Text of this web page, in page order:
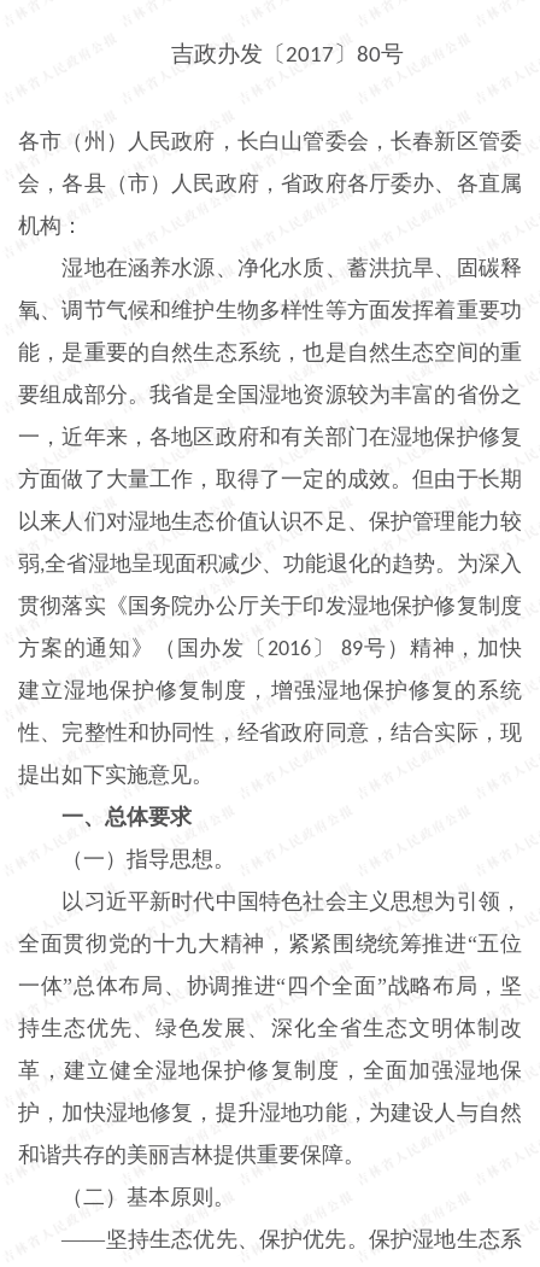
吉政办发〔2017〕 80号
各市（州）人民政府，长白山管委会，长春新区管委
会，各县（市）人民政府，省政府各厅委办、各直属
机构：
湿地在涵养水源、净化水质、蓄洪抗旱、固碳释
氧、调节气候和维护生物多样性等方面发挥着重要功
能，是重要的自然生态系统，也是自然生态空间的重
要组成部分。我省是全国湿地资源较为丰富的省份之
一，近年来，各地区政府和有关部门在湿地保护修复
方面做了大量工作，取得了一定的成效。但由于长期
以来人们对湿地生态价值认识不足、保护管理能力较
弱,全省湿地呈现面积减少、功能退化的趋势。为深入
贯彻落实《国务院办公厅关于印发湿地保护修复制度
方案的通知》（国办发〔2016〕89号）精神，加快
建立湿地保护修复制度，增强湿地保护修复的系统
性、完整性和协同性，经省政府同意，结合实际，现
提出如下实施意见。
一、总体要求
（一）指导思想。
以习近平新时代中国特色社会主义思想为引领，
全面贯彻党的十九大精神，紧紧围绕统筹推进“五位
一体”总体布局、协调推进“四个全面”战略布局，坚
持生态优先、绿色发展、深化全省生态文明体制改
革，建立健全湿地保护修复制度，全面加强湿地保
护，加快湿地修复，提升湿地功能，为建设人与自然
和谐共存的美丽吉林提供重要保障。
（二）基本原则。
——坚持生态优先、保护优先。保护湿地生态系